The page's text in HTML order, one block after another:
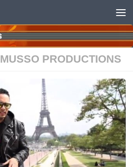
MUSSO PRODUCTIONS